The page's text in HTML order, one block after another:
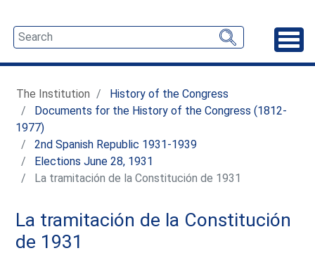
The Institution
History of the Congress
Documents for the History of the Congress (1812-
1977)
2nd Spanish Republic 1931-1939
Elections June 28, 1931
La tramitación de la Constitución de 1931
La tramitación de la Constitución
de 1931